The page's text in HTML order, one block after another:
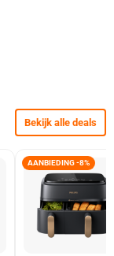
Bekijk alle deals
AANBIEDING -8%